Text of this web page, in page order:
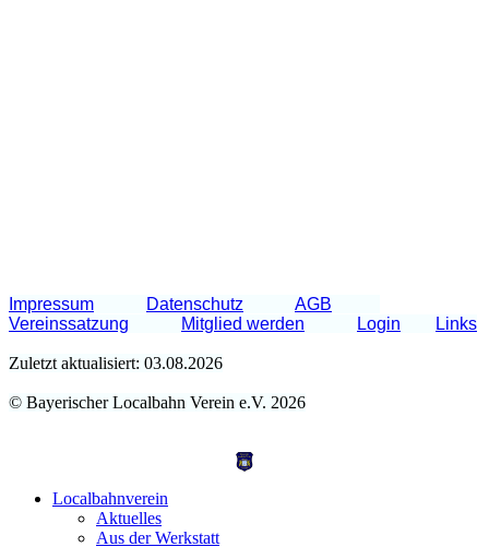
Impressum Datenschutz
AGB
Vereinssatzung
Mitglied werden Login Links
Zuletzt aktualisiert: 03.08.2026
© Bayerischer Localbahn Verein e.V. 2026
Localbahnverein
Aktuelles
Aus der Werkstatt